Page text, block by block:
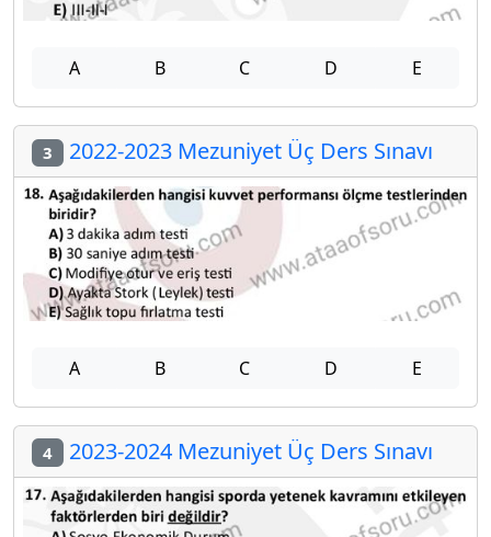
A B C D E
3 2022-2023 Mezuniyet Üç Ders Sınavı
A B C D E
4 2023-2024 Mezuniyet Üç Ders Sınavı